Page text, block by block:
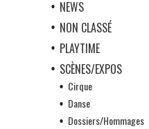
NEWS
NON CLASSÉ
PLAYTIME
SCÈNES/EXPOS
Cirque
Danse
Dossiers/Hommages